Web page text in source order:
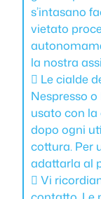
s’intasano
vietato
la nostra
 Le cialde
Nespresso
usato con
dopo ogni
cottura. Per
adattarla al
 Vi